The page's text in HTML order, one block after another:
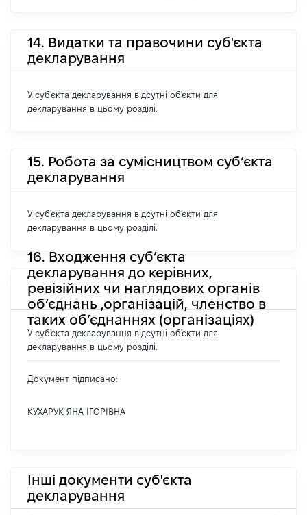
14. Видатки та правочини суб'єкта
декларування
У суб'єкта декларування відсутні об'єкти для
декларування в цьому розділі.
15. Робота за сумісництвом суб’єкта
декларування
У суб'єкта декларування відсутні об'єкти для
декларування в цьому розділі.
16. Входження суб’єкта
декларування до керівних,
ревізійних чи наглядових органів
об’єднань ,організацій, членство в
таких об’єднаннях (організаціях)
У суб'єкта декларування відсутні об'єкти для
декларування в цьому розділі.
Документ підписано:
КУХАРУК ЯНА ІГОРІВНА
Інші документи суб'єкта
декларування